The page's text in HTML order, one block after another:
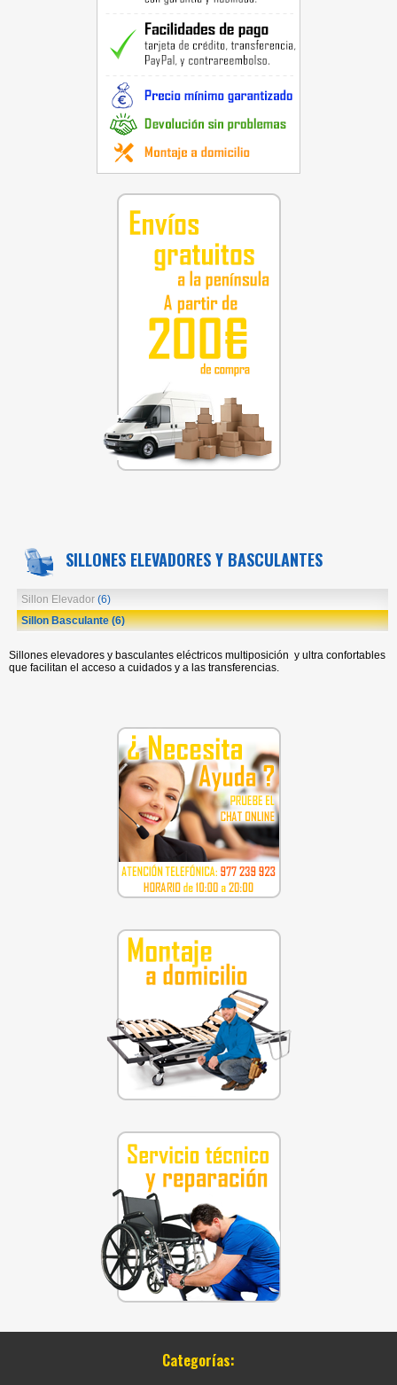
SILLONES ELEVADORES Y BASCULANTES
Sillon Elevador (6)
Sillon Basculante(6)
Sillones elevadores y basculantes eléctricos multiposición y ultra confortables
que facilitan el acceso a cuidados y a las transferencias.
Categorías: